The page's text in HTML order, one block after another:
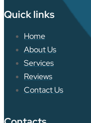
Quick links
Home
About Us
Services
Reviews
Contact Us